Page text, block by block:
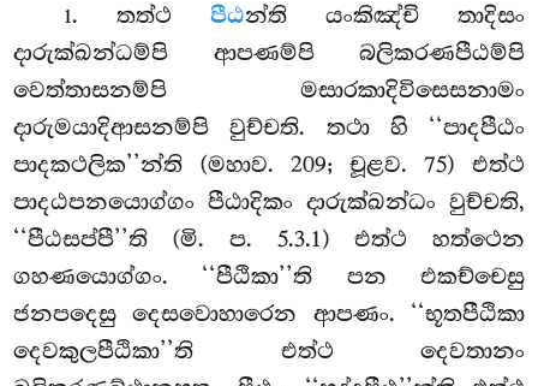
1. තත්ථ පීඨන්ති යංකිඤ්චි තාදිසං
දාරුක්ඛන්ධම්පි ආපණම්පි බලිකරණපීඨම්පි
වෙත්තාසනම්පි මසාරකාදිවිසෙසනාමං
දාරුමයාදිආසනම්පි වුච්චති. තථා හි ‘‘පාදපීඨං
පාදකථලික’’න්ති (මහාව. 209; චූළව. 75) එත්ථ
පාදඨපනයොග්ගං පීඨාදිකං දාරුක්ඛන්ධං වුච්චති,
‘‘පීඨසප්පී’’ති (මි. ප. 5.3.1) එත්ථ හත්ථෙන
ගහණයොග්ගං. ‘‘පීඨිකා’’ති පන එකච්චෙසු
ජනපදෙසු දෙසවොහාරෙන ආපණං. ‘‘භූතපීඨිකා
දෙවකුලපීඨිකා’’ති එත්ථ දෙවතානං